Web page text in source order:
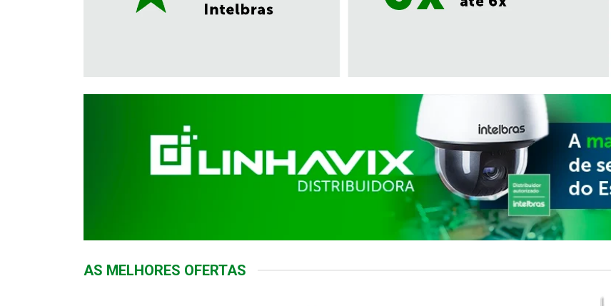
AS MELHORES OFERTAS